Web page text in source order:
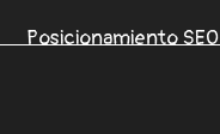
Posicionamiento SEO